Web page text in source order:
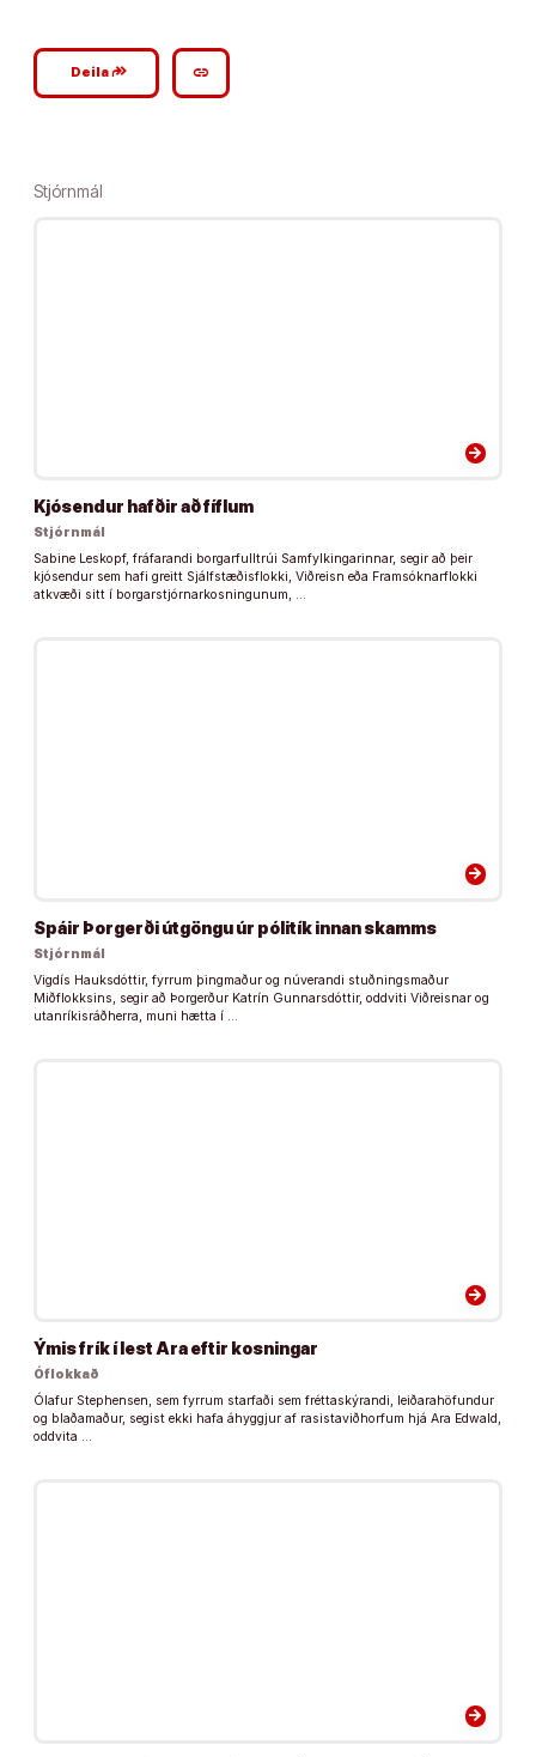
Deilagoogle_plus_reshare link
Stjórnmál
arrow_forward
Kjósendur hafðir að fíflum
Stjórnmál
Sabine Leskopf, fráfarandi borgarfulltrúi Samfylkingarinnar, segir að þeir
kjósendur sem hafi greitt Sjálfstæðisflokki, Viðreisn eða Framsóknarflokki
atkvæði sitt í borgarstjórnarkosningunum, …
arrow_forward
Spáir Þorgerði útgöngu úr pólitík innan skamms
Stjórnmál
Vigdís Hauksdóttir, fyrrum þingmaður og núverandi stuðningsmaður
Miðflokksins, segir að Þorgerður Katrín Gunnarsdóttir, oddviti Viðreisnar og
utanríkisráðherra, muni hætta í …
arrow_forward
Ýmis frík í lest Ara eftir kosningar
Óflokkað
Ólafur Stephensen, sem fyrrum starfaði sem fréttaskýrandi, leiðarahöfundur
og blaðamaður, segist ekki hafa áhyggjur af rasistaviðhorfum hjá Ara Edwald,
oddvita …
arrow_forward